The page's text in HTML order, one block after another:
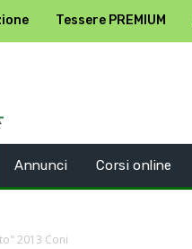
Tessere PREMIUM
Annunci Corsi online
2013 Coni